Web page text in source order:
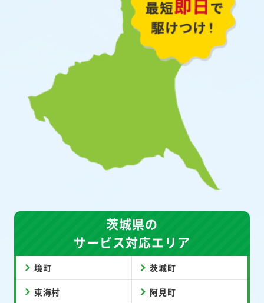
茨城県の
サービス対応エリア
境町 茨城町
東海村 阿見町